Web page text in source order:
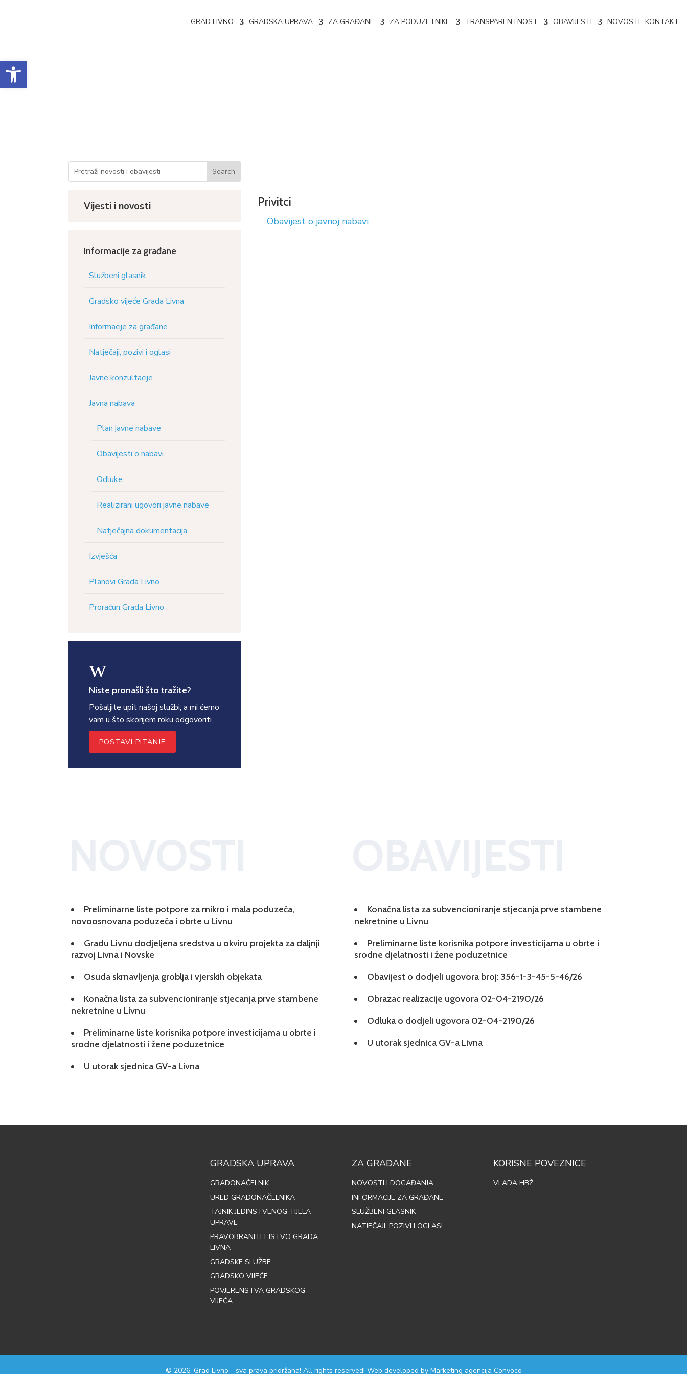
Open toolbar
GRAD LIVNO GRADSKA UPRAVA ZA GRAĐANE ZA PODUZETNIKE TRANSPARENTNOST OBAVIJESTI NOVOSTI KONTAKT
Vijesti i novosti
Informacije za građane
Službeni glasnik
Gradsko vijeće Grada Livna
Informacije za građane
Natječaji, pozivi i oglasi
Javne konzultacije
Javna nabava
Plan javne nabave
Obavijesti o nabavi
Odluke
Realizirani ugovori javne nabave
Natječajna dokumentacija
Izvješća
Planovi Grada Livno
Proračun Grada Livno
w
Niste pronašli što tražite?
Pošaljite upit našoj službi, a mi ćemo
vam u što skorijem roku odgovoriti.
POSTAVI PITANJE
Privitci
Obavijest o javnoj nabavi
Preliminarne liste potpore za mikro i mala poduzeća,
novoosnovana poduzeća i obrte u Livnu
Gradu Livnu dodjeljena sredstva u okviru projekta za daljnji
razvoj Livna i Novske
Osuda skrnavljenja groblja i vjerskih objekata
Konačna lista za subvencioniranje stjecanja prve stambene
nekretnine u Livnu
Preliminarne liste korisnika potpore investicijama u obrte i
srodne djelatnosti i žene poduzetnice
U utorak sjednica GV-a Livna
Konačna lista za subvencioniranje stjecanja prve stambene
nekretnine u Livnu
Preliminarne liste korisnika potpore investicijama u obrte i
srodne djelatnosti i žene poduzetnice
Obavijest o dodjeli ugovora broj: 356-1-3-45-5-46/26
Obrazac realizacije ugovora 02-04-2190/26
Odluka o dodjeli ugovora 02-04-2190/26
U utorak sjednica GV-a Livna
GRADSKA UPRAVA
GRADONAČELNIK
URED GRADONAČELNIKA
TAJNIK JEDINSTVENOG TIJELA
UPRAVE
PRAVOBRANITELJSTVO GRADA
LIVNA
GRADSKE SLUŽBE
GRADSKO VIJEĆE
POVJERENSTVA GRADSKOG
VIJEĆA
ZA GRAĐANE
NOVOSTI I DOGAĐANJA
INFORMACIJE ZA GRAĐANE
SLUŽBENI GLASNIK
NATJEČAJI, POZIVI I OGLASI
KORISNE POVEZNICE
VLADA HBŽ
© 2026. Grad Livno - sva prava pridržana! All rights reserved! Web developed by Marketing agencija Convoco